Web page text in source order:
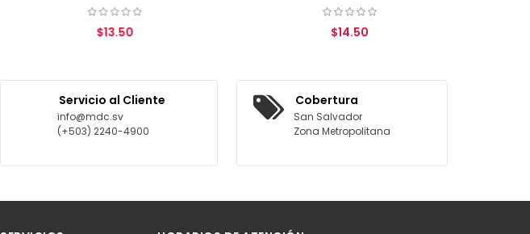
$13.50 $14.50
Servicio al Cliente
info@mdc.sv
(+503) 2240-4900
Cobertura
San Salvador
Zona Metropolitana